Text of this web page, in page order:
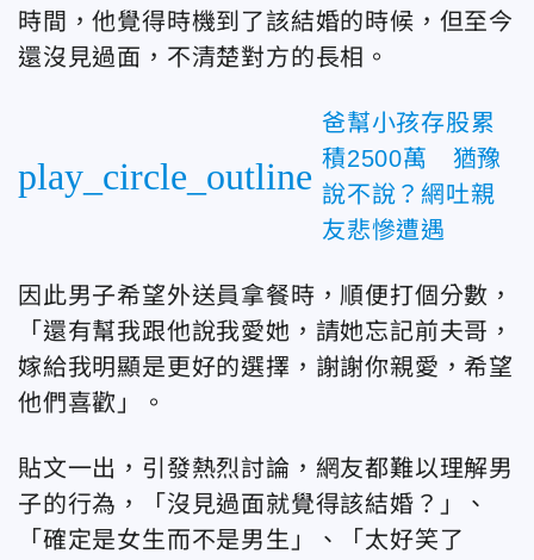
時間，他覺得時機到了該結婚的時候，但至今
還沒見過面，不清楚對方的長相。
play_circle_outline
爸幫小孩存股累
積2500萬 猶豫
說不說？網吐親
友悲慘遭遇
因此男子希望外送員拿餐時，順便打個分數，
「還有幫我跟他說我愛她，請她忘記前夫哥，
嫁給我明顯是更好的選擇，謝謝你親愛，希望
他們喜歡」。
貼文一出，引發熱烈討論，網友都難以理解男
子的行為，「沒見過面就覺得該結婚？」、
「確定是女生而不是男生」、「太好笑了